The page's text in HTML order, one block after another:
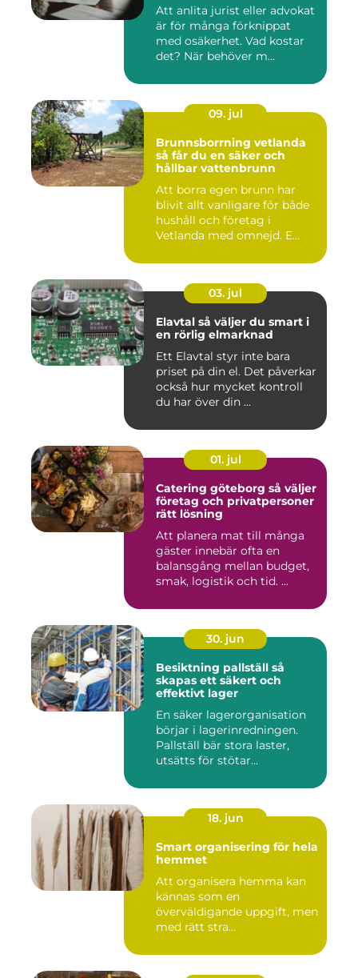
Att anlita jurist eller advokat
är för många förknippat
med osäkerhet. Vad kostar
det? När behöver m...
09. jul
Brunnsborrning vetlanda
så får du en säker och
hållbar vattenbrunn
Att borra egen brunn har
blivit allt vanligare för både
hushåll och företag i
Vetlanda med omnejd. E...
03. jul
Elavtal så väljer du smart i
en rörlig elmarknad
Ett Elavtal styr inte bara
priset på din el. Det påverkar
också hur mycket kontroll
du har över din ...
01. jul
Catering göteborg så väljer
företag och privatpersoner
rätt lösning
Att planera mat till många
gäster innebär ofta en
balansgång mellan budget,
smak, logistik och tid. ...
30. jun
Besiktning pallställ så
skapas ett säkert och
effektivt lager
En säker lagerorganisation
börjar i lagerinredningen.
Pallställ bär stora laster,
utsätts för stötar...
18. jun
Smart organisering för hela
hemmet
Att organisera hemma kan
kännas som en
överväldigande uppgift, men
med rätt stra...